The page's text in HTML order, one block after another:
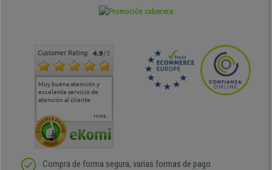
Customer Rating 4.9/5
Muy buena atención y
excelente servicio de
atención al cliente
Muy buena atención de
cara al asesoramiento
Si estoy contento
MORE...
Compra de forma segura, varias formas de pago